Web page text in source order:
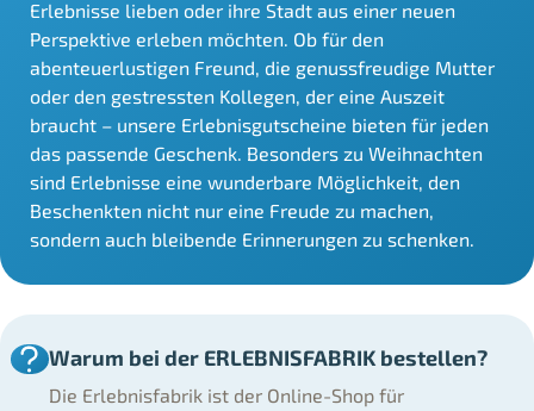
Erlebnisse lieben oder ihre Stadt aus einer neuen
Perspektive erleben möchten. Ob für den
abenteuerlustigen Freund, die genussfreudige Mutter
oder den gestressten Kollegen, der eine Auszeit
braucht – unsere Erlebnisgutscheine bieten für jeden
das passende Geschenk. Besonders zu Weihnachten
sind Erlebnisse eine wunderbare Möglichkeit, den
Beschenkten nicht nur eine Freude zu machen,
sondern auch bleibende Erinnerungen zu schenken.
Warum bei der ERLEBNISFABRIK bestellen?
Die Erlebnisfabrik ist der Online-Shop für